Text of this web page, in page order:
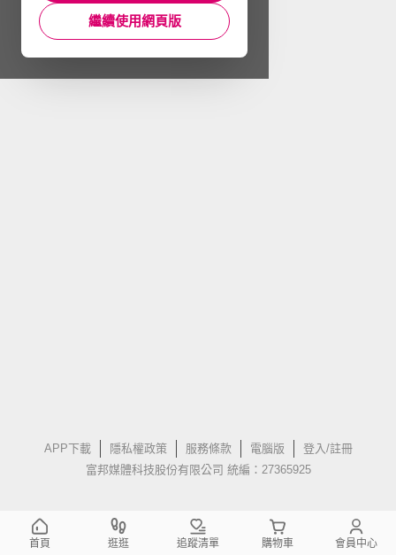
APP下載 隱私權政策 服務條款 電腦版
登入/註冊
富邦媒體科技股份有限公司 統編：27365925
繼續使用網頁版
首頁 逛逛 追蹤清單 購物車 會員中心